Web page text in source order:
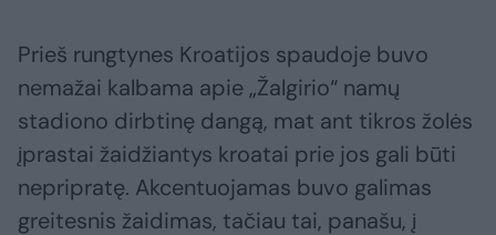
Prieš rungtynes Kroatijos spaudoje buvo
nemažai kalbama apie „Žalgirio“ namų
stadiono dirbtinę dangą, mat ant tikros žolės
įprastai žaidžiantys kroatai prie jos gali būti
nepripratę. Akcentuojamas buvo galimas
greitesnis žaidimas, tačiau tai, panašu, į